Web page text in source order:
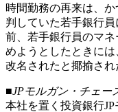
時間勤務の再来は、
判していた若手銀行
前、若手銀行員のマ
めようとしたときに
改名されたと揶揄され
■JPモルガン・チェー
本社を置く投資銀行